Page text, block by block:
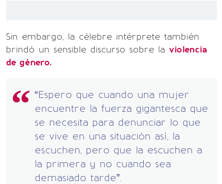
Sin embargo, la célebre intérprete también
brindó un sensible discurso sobre la violencia
de género.
“Espero que cuando una mujer
encuentre la fuerza gigantesca que
se necesita para denunciar lo que
se vive en una situación así, la
escuchen, pero que la escuchen a
la primera y no cuando sea
demasiado tarde”.